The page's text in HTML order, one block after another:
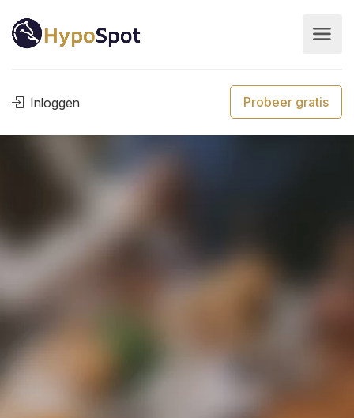
Inloggen Probeer gratis